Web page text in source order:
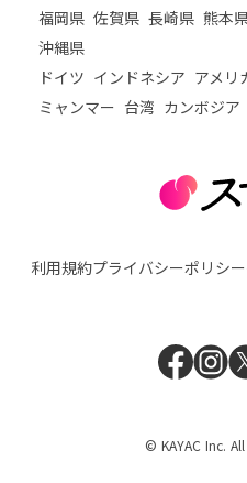
福岡県 佐賀県 長崎県 熊本
沖縄県
ドイツ インドネシア アメリ
ミャンマー 台湾 カンボジア
利用規約プライバシーポリシー
© KAYAC Inc.